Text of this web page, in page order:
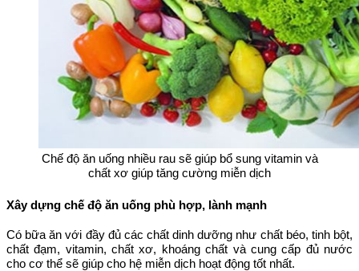
Chế độ ăn uống nhiều rau sẽ giúp bổ sung vitamin và
chất xơ giúp tăng cường miễn dịch
Xây dựng chế độ ăn uống phù hợp, lành mạnh
Có bữa ăn với đầy đủ các chất dinh dưỡng như chất béo, tinh bột,
chất đạm, vitamin, chất xơ, khoáng chất và cung cấp đủ nước
cho cơ thể sẽ giúp cho hệ miễn dịch hoạt động tốt nhất.